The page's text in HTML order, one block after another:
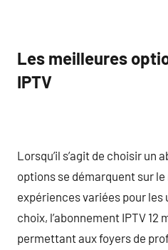
Les meilleures
IPTV
Lorsqu’il s’agit de choisir un
options se démarquent sur
expériences variées pour
choix, l’abonnement IPTV 12
permettant aux foyers de